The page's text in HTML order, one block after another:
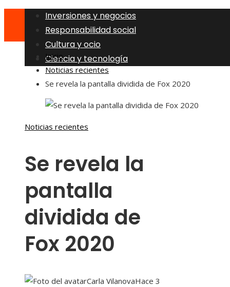
Inversiones y negocios
Responsabilidad social
Cultura y ocio
Ciencia y tecnología
Inicio
Noticias recientes
Se revela la pantalla dividida de Fox 2020
Noticias recientes
Se revela la
pantalla
dividida de
Fox 2020
Carla VilanovaHace 3